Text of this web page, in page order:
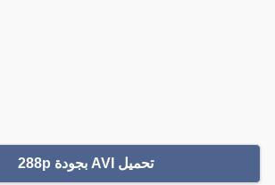
تحميل AVI بجودة 288p